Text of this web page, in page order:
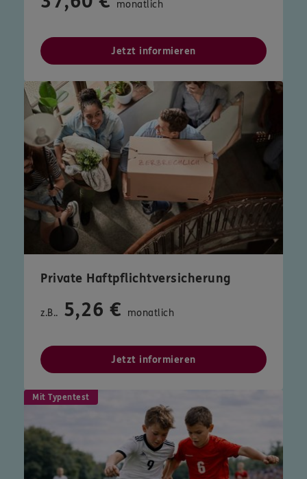
monatlich
Jetzt informieren
Private Haftpflichtversicherung
z.B.. 5,26 € monatlich
Jetzt informieren
Mit Typentest